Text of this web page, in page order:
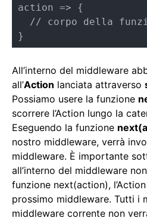
action => {
}
All’interno del middleware
all’Action lanciata attraverso
Possiamo usere la funzione
scorrere l’Action lungo la
Eseguendo la funzione
nostro middleware, verrà
middleware. È importante
all’interno del middleware
funzione next(action),
prossimo middleware. Tutti i
middleware corrente non